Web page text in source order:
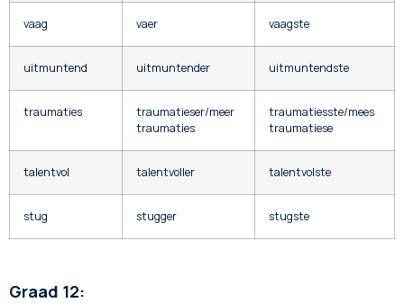
vaag vaer vaagste
uitmuntend uitmuntender uitmuntendste
traumaties
traumatieser/meer
traumaties
traumatiesste/mees
traumatiese
talentvol talentvoller talentvolste
stug stugger stugste
Graad 12: